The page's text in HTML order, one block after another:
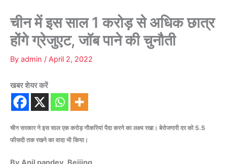
चीन में इस साल 1 करोड़ से अधिक छात्र
होंगे ग्रेजुएट, जॉब पाने की चुनौती
By admin / April 2, 2022
खबर शेयर करें
चीन सरकार ने इस साल एक करोड़ नौकरियां पैदा करने का लक्ष्य रखा। बेरोजगारी दर को 5.5
फीसदी तक रखने का वादा भी किया।